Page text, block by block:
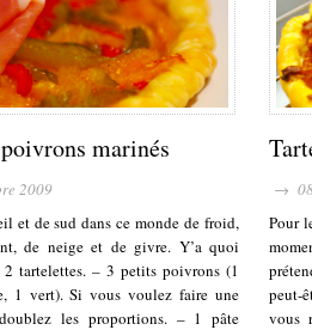
marinés
2009
et de sud dans ce monde de froid,
de neige et de givre. Y’a quoi
2 tartelettes. – 3 petits poivrons (1
1 vert). Si vous voulez faire une
les proportions. – 1 pâte
→ 08
Pour
peut-
vous